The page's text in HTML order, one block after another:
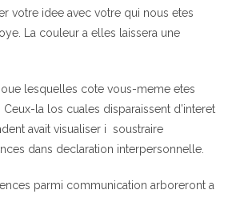
votre idee avec votre qui nous etes
La couleur a elles laissera une
lesquelles cote vous-meme etes
Ceux-la los cuales disparaissent d’interet
avait visualiser i soustraire
dans declaration interpersonnelle.
parmi communication arboreront a